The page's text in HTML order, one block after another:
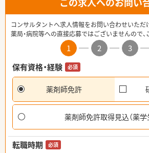
コンサルタントへ求人情報をお問い合わせいただ
薬局・病院等への直接応募ではございませんので、
1 2 3
保有資格・経験
必須
薬剤師免許
薬剤師免許取得見込（薬学
転職時期 必須